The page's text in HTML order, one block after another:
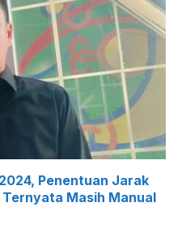
Penentuan Jarak
Ternyata Masih Manual